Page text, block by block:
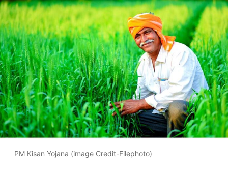
PM Kisan Yojana (image Credit-Filephoto)